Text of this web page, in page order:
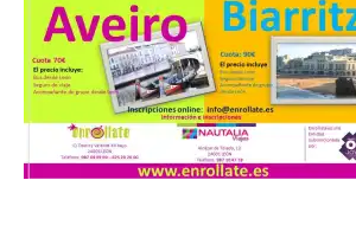
Los materiales ya pueden
recogerse gratuitamente
en la Oficina de
Información Turística de
León e incluyen, además
del programa del evento, una guía
práctica con recomendaciones
elaboradas por especialistas para
observar el eclipse con seguridad León, 7